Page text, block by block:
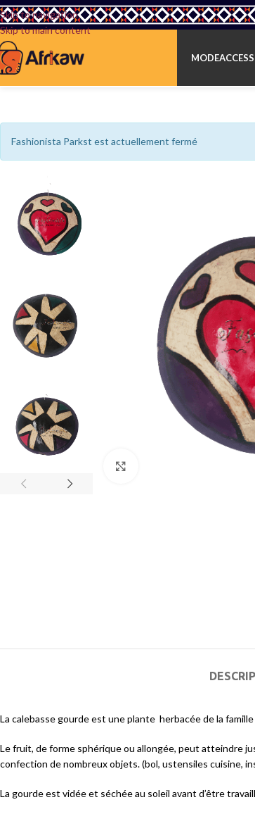
Skip to navigation
Skip to main content
MODE
Fashionista Parkst est actuellement fermé
La calebasse gourde est une plante herbacée de la
Le fruit, de forme sphérique ou allongée, peut atteindre
confection de nombreux objets. (bol, ustensiles cuisine,
La gourde est vidée et séchée au soleil avant d’être